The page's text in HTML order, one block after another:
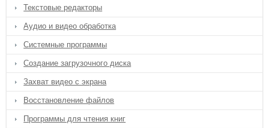
Текстовые редакторы
Аудио и видео обработка
Системные программы
Создание загрузочного диска
Захват видео с экрана
Восстановление файлов
Программы для чтения книг